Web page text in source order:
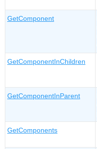
GetComponent
GetComponentInChildren
GetComponentInParent
GetComponents